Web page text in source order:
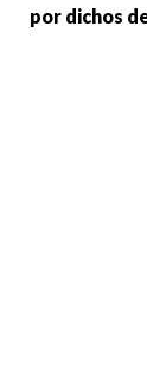
por dichos